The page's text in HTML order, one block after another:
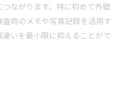
ながります。特に初めて外壁
時のメモや写真記録を活用す
いを最小限に抑えることがで